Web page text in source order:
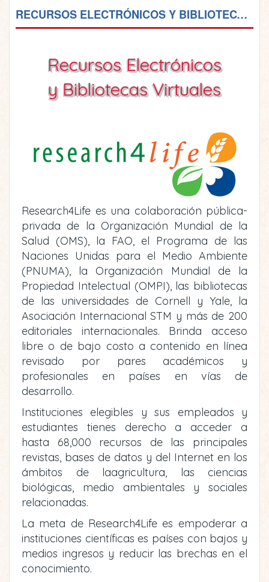
RECURSOS ELECTRÓNICOS Y BIBLIOTECAS VIRTUALES
Recursos Electrónicos
y Bibliotecas Virtuales
Research4Life es una colaboración pública-
privada de la Organización Mundial de la
Salud (OMS), la FAO, el Programa de las
Naciones Unidas para el Medio Ambiente
(PNUMA), la Organización Mundial de la
Propiedad Intelectual (OMPI), las bibliotecas
de las universidades de Cornell y Yale, la
Asociación Internacional STM y más de 200
editoriales internacionales. Brinda acceso
libre o de bajo costo a contenido en línea
revisado por pares académicos y
profesionales en países en vías de
desarrollo.
Instituciones elegibles y sus empleados y
estudiantes tienes derecho a acceder a
hasta 68,000 recursos de las principales
revistas, bases de datos y del Internet en los
ámbitos de laagricultura, las ciencias
biológicas, medio ambientales y sociales
relacionadas.
La meta de Research4Life es empoderar a
instituciones científicas es países con bajos y
medios ingresos y reducir las brechas en el
conocimiento.